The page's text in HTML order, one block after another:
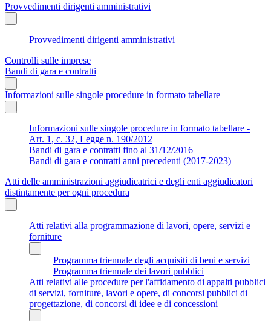
Provvedimenti dirigenti amministrativi
Provvedimenti dirigenti amministrativi
Controlli sulle imprese
Bandi di gara e contratti
Informazioni sulle singole procedure in formato tabellare
Informazioni sulle singole procedure in formato tabellare -
Art. 1, c. 32, Legge n. 190/2012
Bandi di gara e contratti fino al 31/12/2016
Bandi di gara e contratti anni precedenti (2017-2023)
Atti delle amministrazioni aggiudicatrici e degli enti aggiudicatori
distintamente per ogni procedura
Atti relativi alla programmazione di lavori, opere, servizi e
forniture
Programma triennale degli acquisiti di beni e servizi
Programma triennale dei lavori pubblici
Atti relativi alle procedure per l'affidamento di appalti pubblici
di servizi, forniture, lavori e opere, di concorsi pubblici di
progettazione, di concorsi di idee e di concessioni